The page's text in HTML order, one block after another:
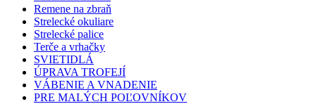
Remene na zbraň
Strelecké okuliare
Strelecké palice
Terče a vrhačky
SVIETIDLÁ
ÚPRAVA TROFEJÍ
VÁBENIE A VNADENIE
PRE MALÝCH POĽOVNÍKOV